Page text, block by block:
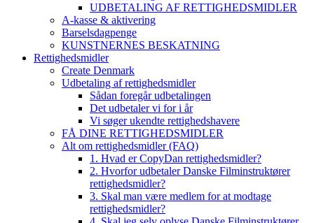
UDBETALING AF RETTIGHEDSMIDLER
A-kasse & aktivering
Barselsdagpenge
KUNSTNERNES BESKATNING
Rettighedsmidler
Create Denmark
Udbetaling af rettighedsmidler
Sådan foregår udbetalingen
Det udbetaler vi for i år
Vi søger ukendte rettighedshavere
FÅ DINE RETTIGHEDSMIDLER
Alt om rettighedsmidler (FAQ)
1. Hvad er CopyDan rettighedsmidler?
2. Hvorfor udbetaler Danske Filminstruktører
rettighedsmidler?
3. Skal man være medlem for at modtage
rettighedsmidler?